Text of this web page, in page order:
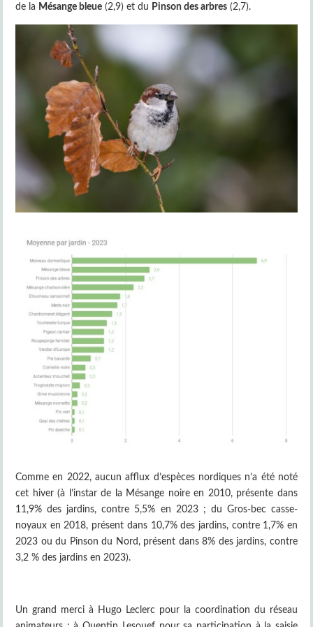
de la Mésange bleue (2,9) et du Pinson des arbres (2,7).
Comme en 2022, aucun afflux d’espèces nordiques n’a été noté
cet hiver (à l’instar de la Mésange noire en 2010, présente dans
11,9% des jardins, contre 5,5% en 2023 ; du Gros-bec casse-
noyaux en 2018, présent dans 10,7% des jardins, contre 1,7% en
2023 ou du Pinson du Nord, présent dans 8% des jardins, contre
3,2 % des jardins en 2023).
Un grand merci à Hugo Leclerc pour la coordination du réseau